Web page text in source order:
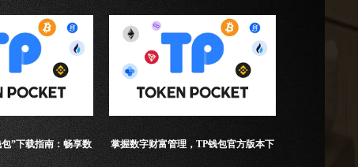
”下载指南：畅享数 掌握数字财富管理，TP钱包官方版本下